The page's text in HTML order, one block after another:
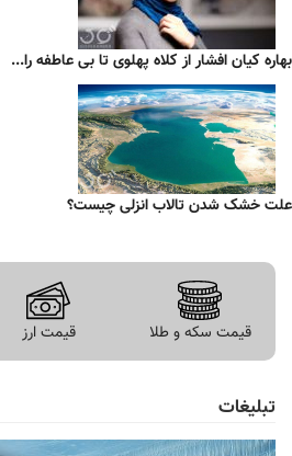
بهاره کیان افشار از کلاه پهلوی تا بی عاطفه را...
علت خشک شدن تالاب انزلی چیست؟
قیمت سکه و طلا قیمت ارز
تبلیغات